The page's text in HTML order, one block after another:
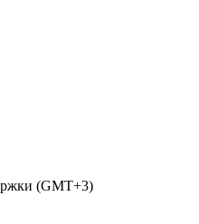
(GMT+3)